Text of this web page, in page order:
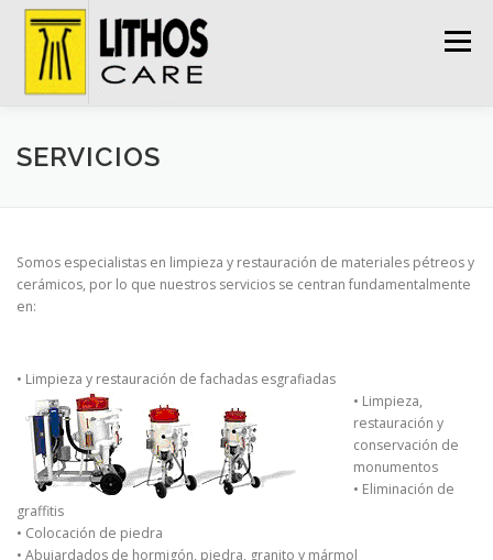
Saltar
contenido
Menú
INICIO LA EMPRESA
SERVICIOS
Somos especialistas en limpieza y restauración de materiales pétreos y
cerámicos, por lo que nuestros servicios se centran fundamentalmente
en:
• Limpieza y restauración de fachadas esgrafiadas
• Limpieza,
restauración y
conservación de
monumentos
• Eliminación de
graffitis
• Colocación de piedra
• Abujardados de hormigón, piedra, granito y mármol